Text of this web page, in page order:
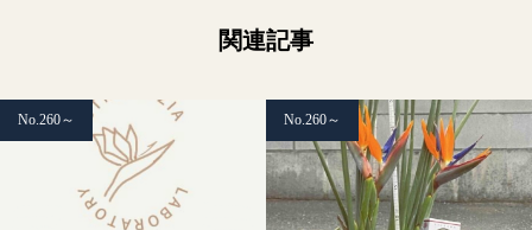
関連記事
No.260～ No.260～